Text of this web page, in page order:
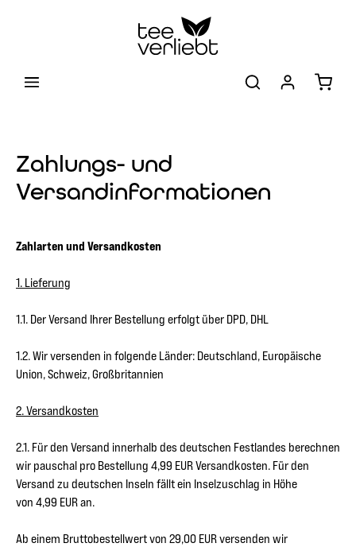
Zahlungs- und
Versandinformationen
Zahlarten und Versandkosten
1. Lieferung
1.1. Der Versand Ihrer Bestellung erfolgt über DPD, DHL
1.2. Wir versenden in folgende Länder: Deutschland, Europäische
Union, Schweiz, Großbritannien
2. Versandkosten
2.1. Für den Versand innerhalb des deutschen Festlandes berechnen
wir pauschal pro Bestellung 4,99 EUR Versandkosten. Für den
Versand zu deutschen Inseln fällt ein Inselzuschlag in Höhe
von 4,99 EUR an.
Ab einem Bruttobestellwert von 29,00 EUR versenden wir